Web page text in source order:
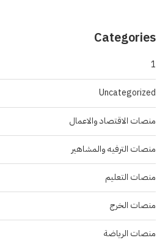
Categories
1
Uncategorized
منصات الاقتصاد والاعمال
منصات الترفيه والمشاهير
منصات التعليم
منصات الخرج
منصات الرياضة